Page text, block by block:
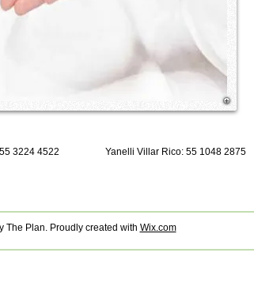
3224 4522 Yanelli Villar Rico: 55 1048 2875
Plan. Proudly created with Wix.com